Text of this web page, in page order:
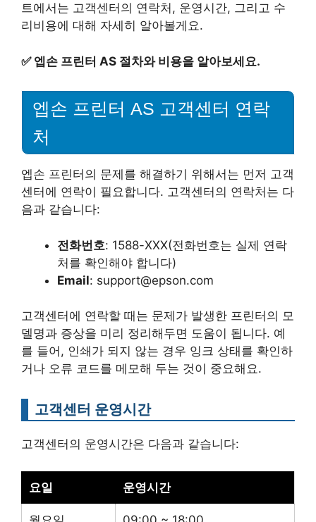
트에서는 고객센터의 연락처, 운영시간, 그리고 수
리비용에 대해 자세히 알아볼게요.
✅ 엡손 프린터 AS 절차와 비용을 알아보세요.
엡손 프린터 AS 고객센터 연락
처
엡손 프린터의 문제를 해결하기 위해서는 먼저 고객
센터에 연락이 필요합니다. 고객센터의 연락처는 다
음과 같습니다:
전화번호: 1588-XXX(전화번호는 실제 연락
처를 확인해야 합니다)
Email: support@epson.com
고객센터에 연락할 때는 문제가 발생한 프린터의 모
델명과 증상을 미리 정리해두면 도움이 됩니다. 예
를 들어, 인쇄가 되지 않는 경우 잉크 상태를 확인하
거나 오류 코드를 메모해 두는 것이 중요해요.
고객센터 운영시간
고객센터의 운영시간은 다음과 같습니다:
요일 운영시간